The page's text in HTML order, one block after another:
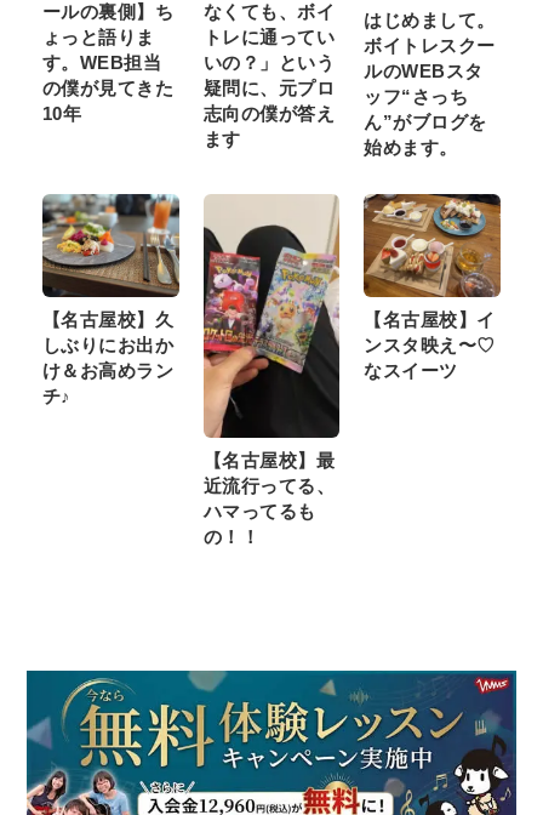
ールの裏側】ち
ょっと語りま
す。WEB担当
の僕が見てきた
10年
なくても、ボイ
トレに通ってい
いの？」という
疑問に、元プロ
志向の僕が答え
ます
はじめまして。
ボイトレスクー
ルのWEBスタ
ッフ“さっち
ん”がブログを
始めます。
【名古屋校】久
しぶりにお出か
け＆お高めラン
チ♪
【名古屋校】最
近流行ってる、
ハマってるも
の！！
【名古屋校】イ
ンスタ映え〜♡
なスイーツ